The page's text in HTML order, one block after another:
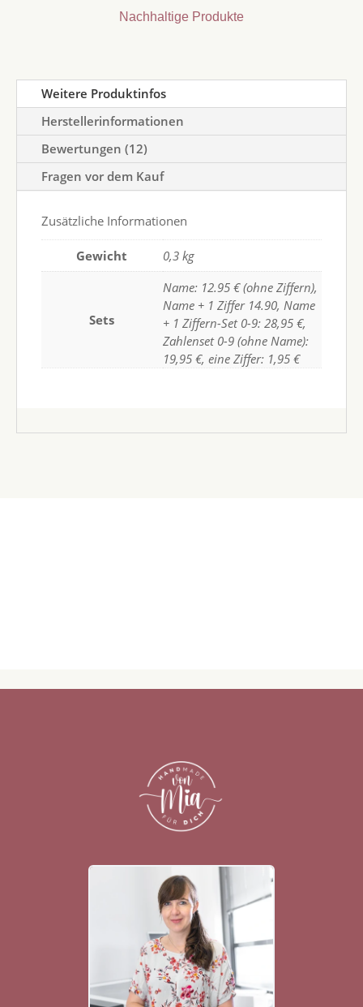
Nachhaltige Produkte
Weitere Produktinfos
Herstellerinformationen
Bewertungen (12)
Fragen vor dem Kauf
Zusätzliche Informationen
Gewicht 0,3 kg
Sets
Name: 12.95 € (ohne Ziffern),
Name + 1 Ziffer 14.90, Name
+ 1 Ziffern-Set 0-9: 28,95 €,
Zahlenset 0-9 (ohne Name):
19,95 €, eine Ziffer: 1,95 €